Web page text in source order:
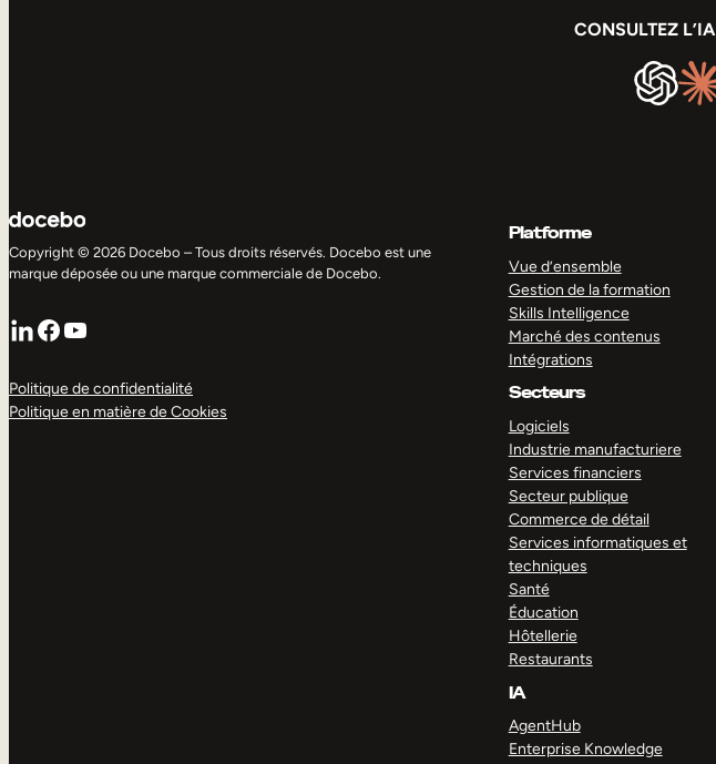
CONSULTEZ
Copyright © 2026 Docebo – Tous droits réservés. Docebo est une
marque déposée ou une marque commerciale de Docebo.
LinkedIn
Facebook
YouTube
Politique de confidentialité
Politique en matière de Cookies
Platforme
Vue d’ensemble
Gestion de la formation
Skills Intelligence
Marché des contenus
Intégrations
Secteurs
Logiciels
Industrie manufacturiere
Services financiers
Secteur publique
Commerce de détail
Services informatiques et
techniques
Santé
Éducation
Hôtellerie
Restaurants
IA
AgentHub
Enterprise Knowledge